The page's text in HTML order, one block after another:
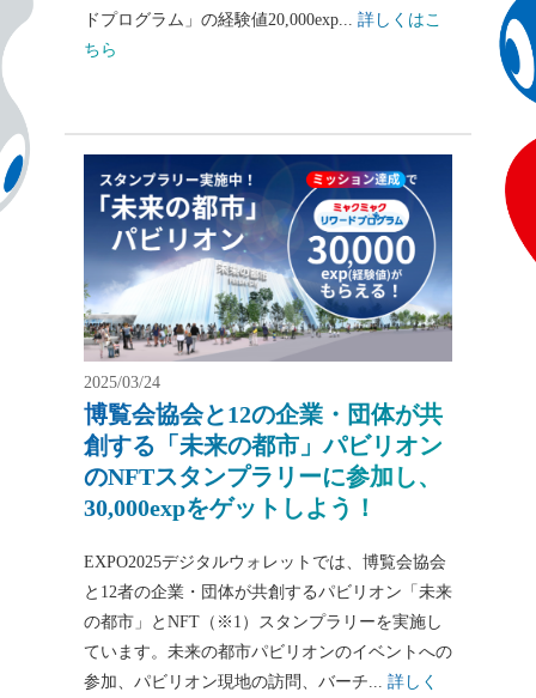
ドプログラム」の経験値20,000exp... 詳しくはこ
ちら
2025/03/24
博覧会協会と12の企業・団体が共
創する「未来の都市」パビリオン
のNFTスタンプラリーに参加し、
30,000expをゲットしよう！
EXPO2025デジタルウォレットでは、博覧会協会
と12者の企業・団体が共創するパビリオン「未来
の都市」とNFT（※1）スタンプラリーを実施し
ています。未来の都市パビリオンのイベントへの
参加、パビリオン現地の訪問、バーチ... 詳しく